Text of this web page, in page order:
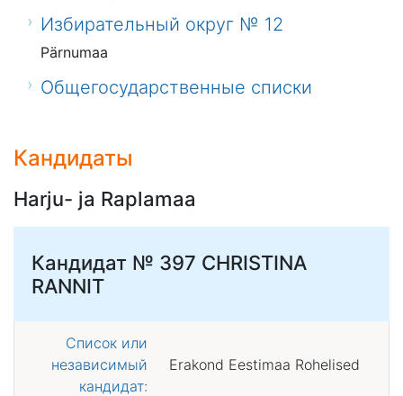
Избирательный округ № 12
Pärnumaa
Общегосударственные списки
Кандидаты
Harju- ja Raplamaa
Кандидат № 397 CHRISTINA
RANNIT
Список или
независимый
кандидат:
Erakond Eestimaa Rohelised